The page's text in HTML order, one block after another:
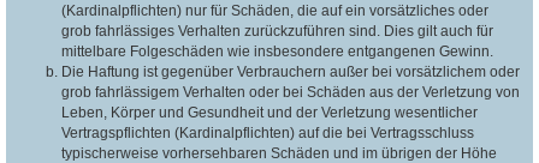
(Kardinalpflichten) nur für Schäden, die auf ein vorsätzliches oder
grob fahrlässiges Verhalten zurückzuführen sind. Dies gilt auch für
mittelbare Folgeschäden wie insbesondere entgangenen Gewinn.
Die Haftung ist gegenüber Verbrauchern außer bei vorsätzlichem oder
grob fahrlässigem Verhalten oder bei Schäden aus der Verletzung von
Leben, Körper und Gesundheit und der Verletzung wesentlicher
Vertragspflichten (Kardinalpflichten) auf die bei Vertragsschluss
typischerweise vorhersehbaren Schäden und im übrigen der Höhe